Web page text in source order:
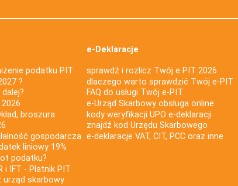
podatku PIT
?
broszura
gospodarcza
liniowy 19%
podatku?
i IFT - Płatnik PIT
urząd skarbowy
e-Deklaracje
sprawdź i rozlicz Twój e PIT 2026
dlaczego warto sprawdzić Twój e-PIT
FAQ do usługi Twój e-PIT
e-Urząd Skarbowy obsługa online
kody weryfikacji UPO e-deklaracji
znajdź kod Urzędu Skarbowego
e-deklaracje VAT, CIT, PCC oraz inne